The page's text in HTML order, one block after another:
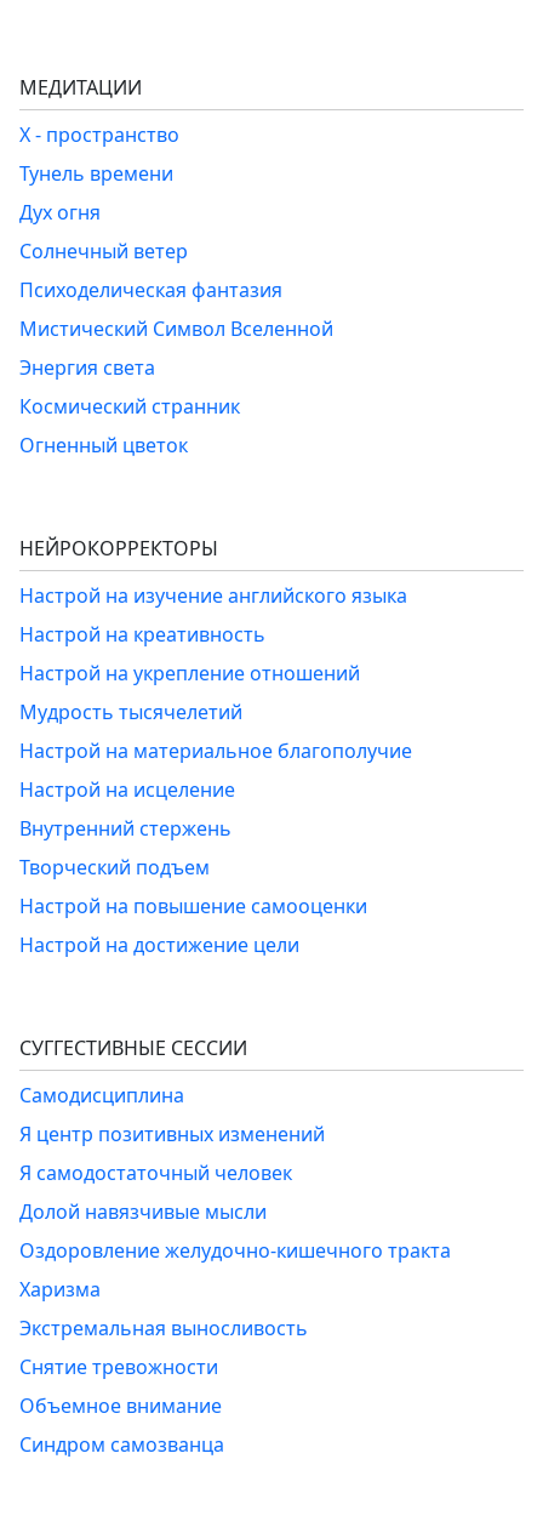
МЕДИТАЦИИ
Х - пространство
Тунель времени
Дух огня
Солнечный ветер
Психоделическая фантазия
Мистический Символ Вселенной
Энергия света
Космический странник
Огненный цветок
НЕЙРОКОРРЕКТОРЫ
Настрой на изучение английского языка
Настрой на креативность
Настрой на укрепление отношений
Мудрость тысячелетий
Настрой на материальное благополучие
Настрой на исцеление
Внутренний стержень
Творческий подъем
Настрой на повышение самооценки
Настрой на достижение цели
СУГГЕСТИВНЫЕ СЕССИИ
Самодисциплина
Я центр позитивных изменений
Я самодостаточный человек
Долой навязчивые мысли
Оздоровление желудочно-кишечного тракта
Харизма
Экстремальная выносливость
Снятие тревожности
Объемное внимание
Синдром самозванца